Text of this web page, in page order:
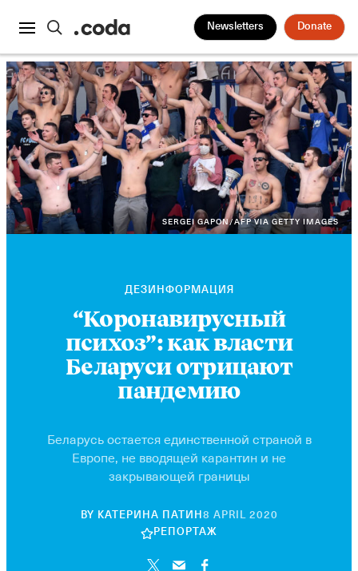
Newsletters Donate
SERGEI GAPON/AFP VIA GETTY IMAGES
ДЕЗИНФОРМАЦИЯ
“Коронавирусный
психоз”: как власти
Беларуси отрицают
пандемию
Беларусь остается единственной страной в
Европе, не вводящей карантин и не
закрывающей границы
BY КАТЕРИНА ПАТИН 8 APRIL 2020
РЕПОРТАЖ